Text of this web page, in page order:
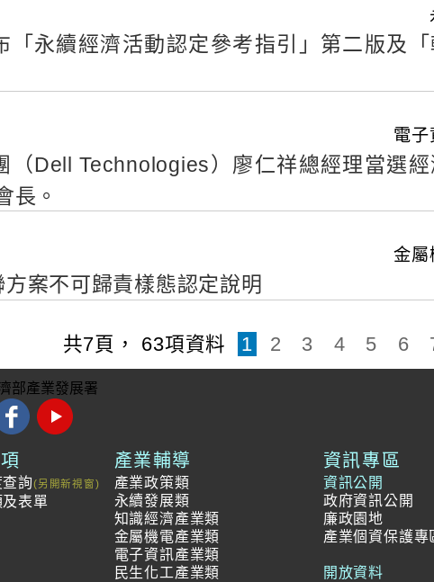
「永續經濟活動認定參考指引」第二版及
電子
（Dell Technologies）廖仁祥總經理當選
長。
金屬
案不可歸責樣態認定說明
共7頁， 63項資料 1 2 3 4 5 6
部產業發展署
詢
表單
產業輔導
產業政策類
永續發展類
知識經濟產業類
金屬機電產業類
電子資訊產業類
民生化工產業類
資訊專區
資訊公開
政府資訊公開
廉政園地
產業個資保護專
開放資料